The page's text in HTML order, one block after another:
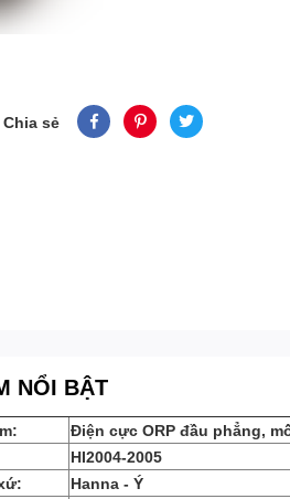
Chia sẻ
NỔI BẬT
Điện cực ORP đầu phẳng,
HI2004-2005
Hanna - Ý